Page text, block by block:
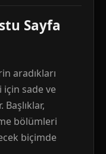
Sayfa
aradıkları
için sade ve
bölümleri
biçimde